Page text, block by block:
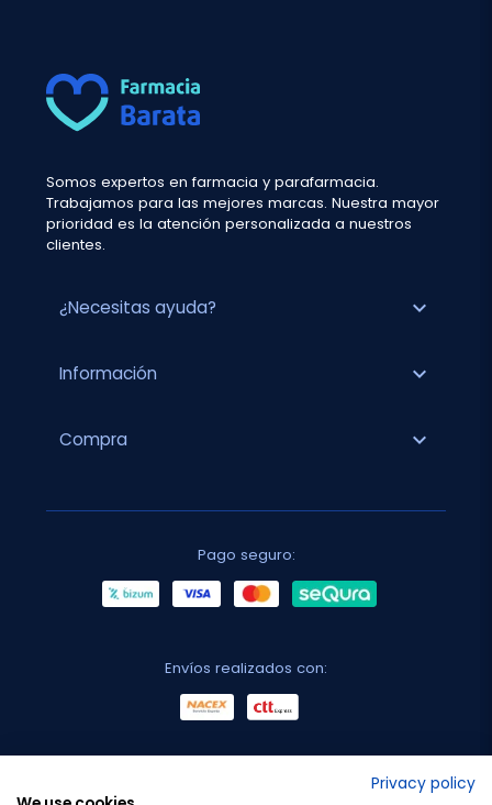
Somos expertos en farmacia y parafarmacia.
Trabajamos para las mejores marcas. Nuestra mayor
prioridad es la atención personalizada a nuestros
clientes.
¿Necesitas ayuda? expand_more
Información expand_more
Compra expand_more
Pago seguro:
Envíos realizados con:
Privacy policy